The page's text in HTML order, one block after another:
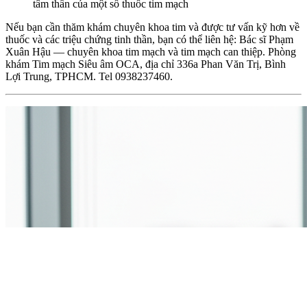
tâm thần của một số thuốc tim mạch
Nếu bạn cần thăm khám chuyên khoa tim và được tư vấn kỹ hơn về
thuốc và các triệu chứng tinh thần, bạn có thể liên hệ: Bác sĩ Phạm
Xuân Hậu — chuyên khoa tim mạch và tim mạch can thiệp. Phòng
khám Tim mạch Siêu âm OCA, địa chỉ 336a Phan Văn Trị, Bình
Lợi Trung, TPHCM. Tel 0938237460.